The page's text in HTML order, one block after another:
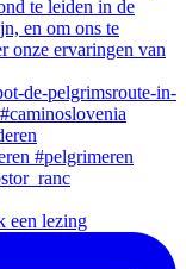
een lezing